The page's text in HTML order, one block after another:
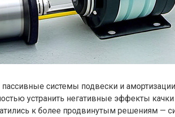
системы подвески и
устранить негативные эффекты качки
к более продвинутым решениям —